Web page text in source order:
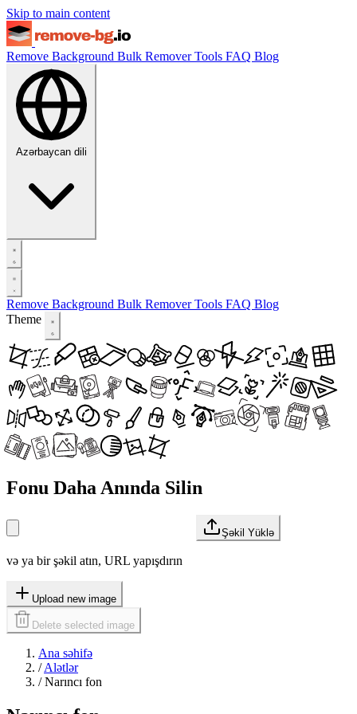
Skip to main content
Remove Background Bulk RemoverTools FAQ Blog
Azərbaycan dili
Remove Background Bulk RemoverTools FAQ Blog
Theme
Fonu Daha Anında Silin
Şəkil Yüklə
və ya bir şəkil atın, URL yapışdırın
Upload new image
Delete selected image
Ana səhifə
/ Alətlər
/ Narıncı fon